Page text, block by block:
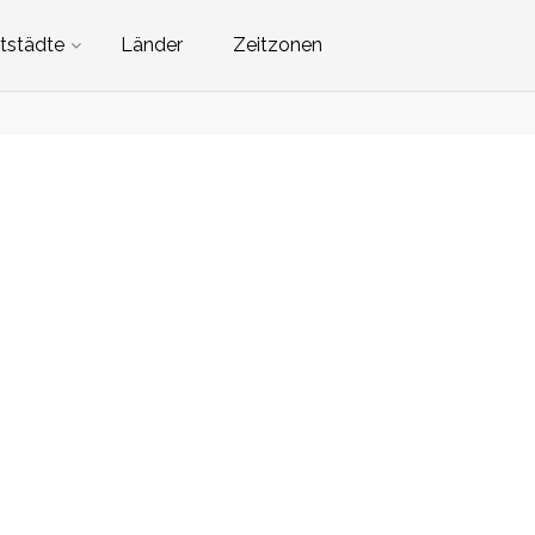
Länder Zeitzonen